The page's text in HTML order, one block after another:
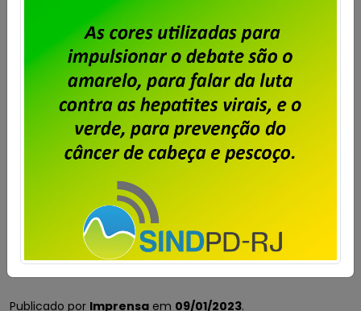
Nota de repúdio contra atos
terroristas praticados por
bolsonaristas radicais
Publicado por Imprensa em 09/01/2023.